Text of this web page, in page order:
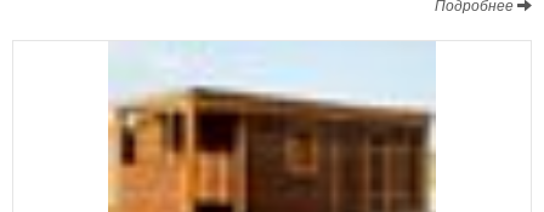
Подробнее